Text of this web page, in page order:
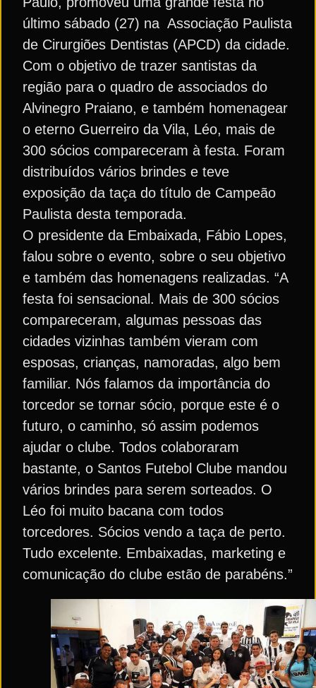
último sábado (27) na Associação Paulista
de Cirurgiões Dentistas (APCD) da cidade.
Com o objetivo de trazer santistas da
região para o quadro de associados do
Alvinegro Praiano, e também homenagear
o eterno Guerreiro da Vila, Léo, mais de
300 sócios compareceram à festa. Foram
distribuídos vários brindes e teve
exposição da taça do título de Campeão
Paulista desta temporada.
O presidente da Embaixada, Fábio Lopes,
falou sobre o evento, sobre o seu objetivo
e também das homenagens realizadas. “A
festa foi sensacional. Mais de 300 sócios
compareceram, algumas pessoas das
cidades vizinhas também vieram com
esposas, crianças, namoradas, algo bem
familiar. Nós falamos da importância do
torcedor se tornar sócio, porque este é o
futuro, o caminho, só assim podemos
ajudar o clube. Todos colaboraram
bastante, o Santos Futebol Clube mandou
vários brindes para serem sorteados. O
Léo foi muito bacana com todos
torcedores. Sócios vendo a taça de perto.
Tudo excelente. Embaixadas, marketing e
comunicação do clube estão de parabéns.”